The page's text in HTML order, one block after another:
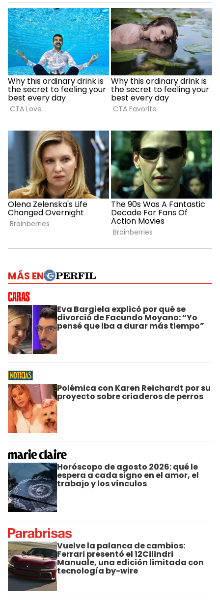
MÁS EN
Eva Bargiela explicó por qué se
divorció de Facundo Moyano: “Yo
pensé que iba a durar más tiempo”
Polémica con Karen Reichardt por su
proyecto sobre criaderos de perros
Horóscopo de agosto 2026: qué le
espera a cada signo en el amor, el
trabajo y los vínculos
Vuelve la palanca de cambios:
Ferrari presentó el 12Cilindri
Manuale, una edición limitada con
tecnología by-wire